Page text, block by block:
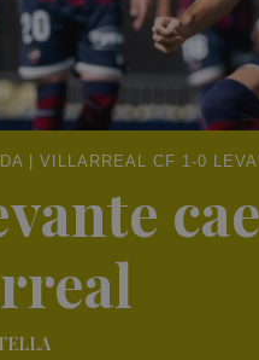
| VILLARREAL CF 1-0